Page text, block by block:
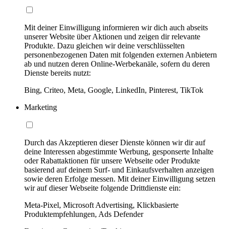
Mit deiner Einwilligung informieren wir dich auch abseits
unserer Website über Aktionen und zeigen dir relevante
Produkte. Dazu gleichen wir deine verschlüsselten
personenbezogenen Daten mit folgenden externen Anbietern
ab und nutzen deren Online-Werbekanäle, sofern du deren
Dienste bereits nutzt:
Bing, Criteo, Meta, Google, LinkedIn, Pinterest, TikTok
Marketing
Durch das Akzeptieren dieser Dienste können wir dir auf
deine Interessen abgestimmte Werbung, gesponserte Inhalte
oder Rabattaktionen für unsere Webseite oder Produkte
basierend auf deinem Surf- und Einkaufsverhalten anzeigen
sowie deren Erfolge messen. Mit deiner Einwilligung setzen
wir auf dieser Webseite folgende Drittdienste ein:
Meta-Pixel, Microsoft Advertising, Klickbasierte
Produktempfehlungen, Ads Defender